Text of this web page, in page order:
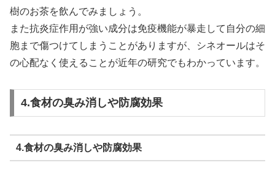
樹のお茶を飲んでみましょう。
また抗炎症作用が強い成分は免疫機能が暴走して自分の細
胞まで傷つけてしまうことがありますが、シネオールはそ
の心配なく使えることが近年の研究でもわかっています。
4.食材の臭み消しや防腐効果
4.食材の臭み消しや防腐効果